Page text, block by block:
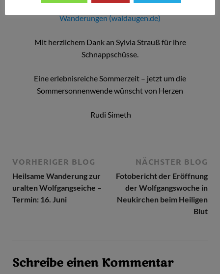
16.6 Wolfgangweg-Wolfgangeiche – Heilsame
Wanderungen (waldaugen.de)
Mit herzlichem Dank an Sylvia Strauß für ihre
Schnappschüsse.
Eine erlebnisreiche Sommerzeit – jetzt um die
Sommersonnenwende wünscht von Herzen
Rudi Simeth
VORHERIGER BLOG
Heilsame Wanderung zur
uralten Wolfgangseiche –
Termin: 16. Juni
NÄCHSTER BLOG
Fotobericht der Eröffnung
der Wolfgangswoche in
Neukirchen beim Heiligen
Blut
Schreibe einen Kommentar